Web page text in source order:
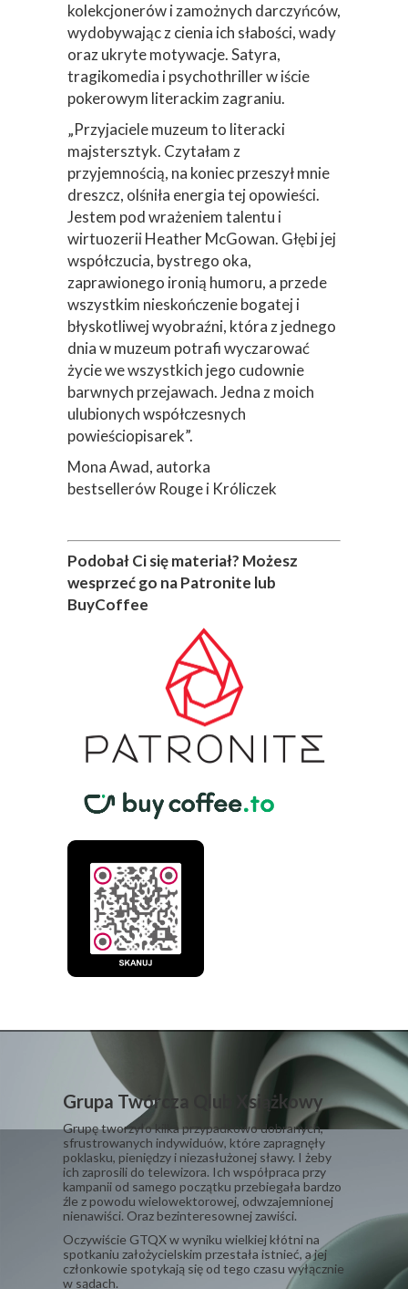
kolekcjonerów i zamożnych darczyńców,
wydobywając z cienia ich słabości, wady
oraz ukryte motywacje. Satyra,
tragikomedia i psychothriller w iście
pokerowym literackim zagraniu.
„Przyjaciele muzeum to literacki
majstersztyk. Czytałam z
przyjemnością, na koniec przeszył mnie
dreszcz, olśniła energia tej opowieści.
Jestem pod wrażeniem talentu i
wirtuozerii Heather McGowan. Głębi jej
współczucia, bystrego oka,
zaprawionego ironią humoru, a przede
wszystkim nieskończenie bogatej i
błyskotliwej wyobraźni, która z jednego
dnia w muzeum potrafi wyczarować
życie we wszystkich jego cudownie
barwnych przejawach. Jedna z moich
ulubionych współczesnych
powieściopisarek”.
Mona Awad, autorka
bestsellerów Rouge i Króliczek
Podobał Ci się materiał? Możesz
wesprzeć go na Patronite lub
BuyCoffee
Grupa Twórcza Qlub Xsiążkowy
Grupę tworzyło kilka przypadkowo dobranych,
sfrustrowanych indywiduów, które zapragnęły
poklasku, pieniędzy i niezasłużonej sławy. I żeby
ich zaprosili do telewizora. Ich współpraca przy
kampanii od samego początku przebiegała bardzo
źle z powodu wielowektorowej, odwzajemnionej
nienawiści. Oraz bezinteresownej zawiści.
​Oczywiście GTQX w wyniku wielkiej kłótni na
spotkaniu założycielskim przestała istnieć, a jej
członkowie spotykają się od tego czasu wyłącznie
w sądach.